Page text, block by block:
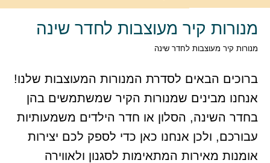
מנורות קיר מעוצבות לחדר שינה
מנורות קיר מעוצבות לחדר שינה
ברוכים הבאים לסדרת המנורות המעוצבות שלנו!
אנחנו מבינים שמנורות הקיר שמשתמשים בהן
בחדר השינה, הסלון או חדר הילדים משמעותיות
עבורכם, ולכן אנחנו כאן כדי לספק לכם יצירות
אומנות מאירות המתאימות לסגנון ולאווירה